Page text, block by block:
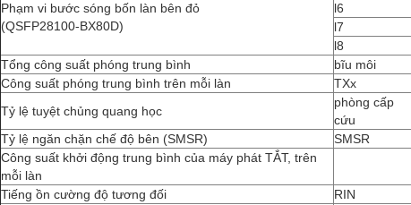
Phạm vi bước sóng bốn làn bên đỏ
(QSFP28100-BX80D)
l6
l7
l8
Tổng công suất phóng trung bình
bĩu môi
Công suất phóng trung bình trên mỗi làn
TXx
Tỷ lệ tuyệt chủng quang học
phòng cấp
cứu
Tỷ lệ ngăn chặn chế độ bên (SMSR)
SMSR
Công suất khởi động trung bình của máy phát TẮT, trên
mỗi làn
Tiếng ồn cường độ tương đối
RIN